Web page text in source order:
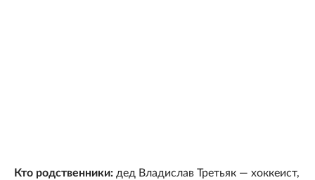
Кто родственники: дед Владислав Третьяк — хоккеист,